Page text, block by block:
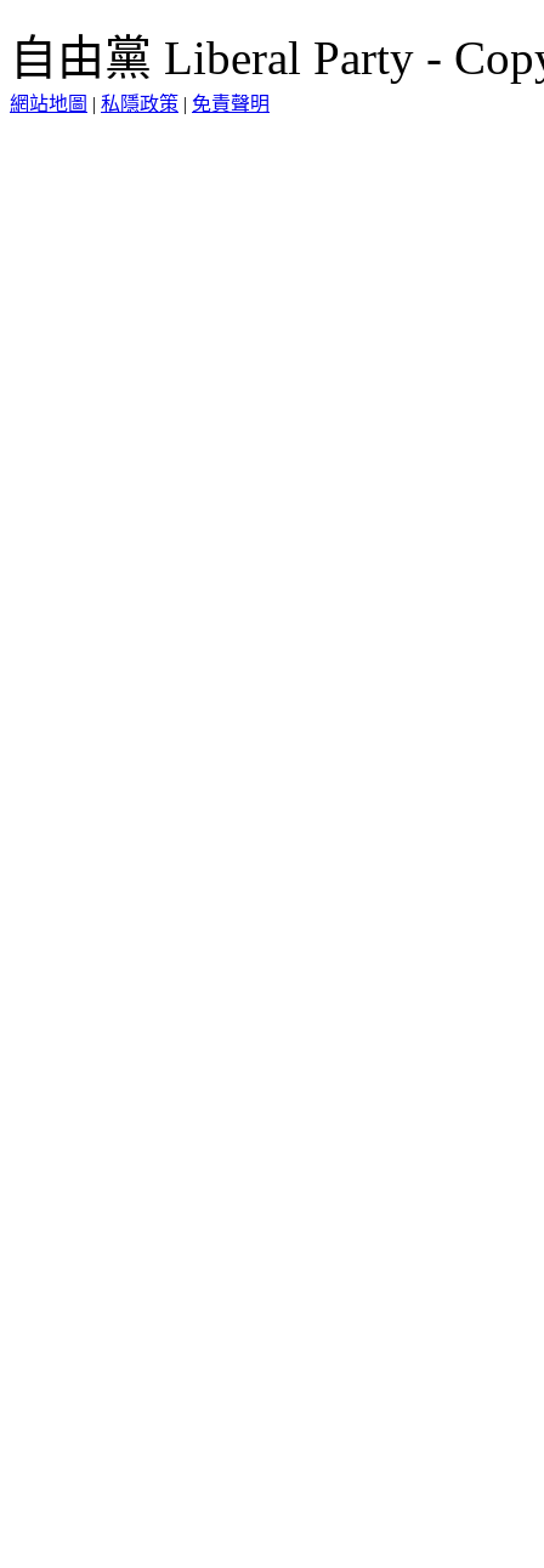
自由黨 Liberal Party -
網站地圖 | 私隱政策 | 免責聲明